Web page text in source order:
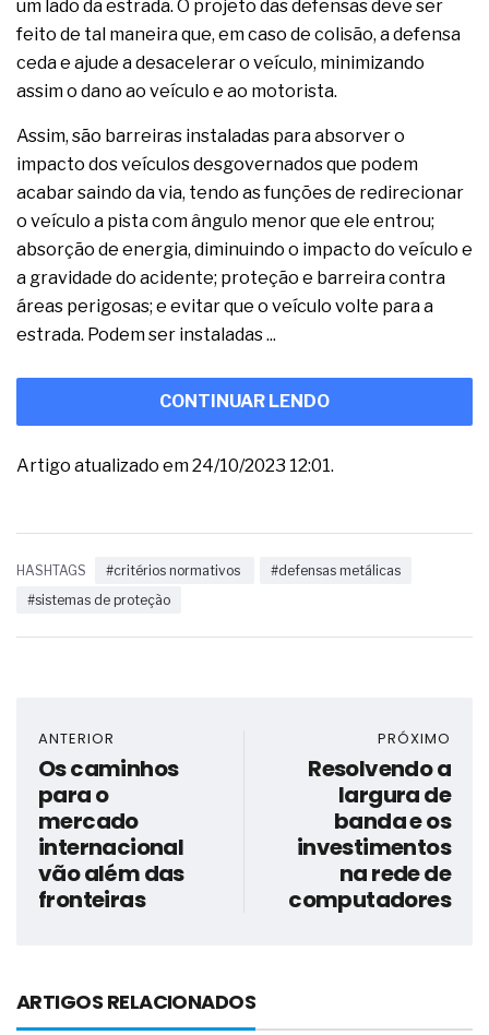
um lado da estrada. O projeto das defensas deve ser
feito de tal maneira que, em caso de colisão, a defensa
ceda e ajude a desacelerar o veículo, minimizando
assim o dano ao veículo e ao motorista.
Assim, são barreiras instaladas para absorver o
impacto dos veículos desgovernados que podem
acabar saindo da via, tendo as funções de redirecionar
o veículo a pista com ângulo menor que ele entrou;
absorção de energia, diminuindo o impacto do veículo e
a gravidade do acidente; proteção e barreira contra
áreas perigosas; e evitar que o veículo volte para a
estrada. Podem ser instaladas ...
CONTINUAR LENDO
Artigo atualizado em 24/10/2023 12:01.
HASHTAGS #critérios normativos
#defensas metálicas
#sistemas de proteção
ANTERIOR
Os caminhos
para o
mercado
internacional
vão além das
fronteiras
PRÓXIMO
Resolvendo a
largura de
banda e os
investimentos
na rede de
computadores
ARTIGOS RELACIONADOS